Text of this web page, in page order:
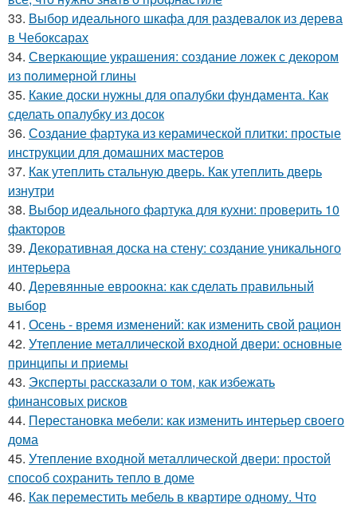
33. Выбор идеального шкафа для раздевалок из дерева
в Чебоксарах
34. Сверкающие украшения: создание ложек с декором
из полимерной глины
35. Какие доски нужны для опалубки фундамента. Как
сделать опалубку из досок
36. Создание фартука из керамической плитки: простые
инструкции для домашних мастеров
37. Как утеплить стальную дверь. Как утеплить дверь
изнутри
38. Выбор идеального фартука для кухни: проверить 10
факторов
39. Декоративная доска на стену: создание уникального
интерьера
40. Деревянные евроокна: как сделать правильный
выбор
41. Осень - время изменений: как изменить свой рацион
42. Утепление металлической входной двери: основные
принципы и приемы
43. Эксперты рассказали о том, как избежать
финансовых рисков
44. Перестановка мебели: как изменить интерьер своего
дома
45. Утепление входной металлической двери: простой
способ сохранить тепло в доме
46. Как переместить мебель в квартире одному. Что